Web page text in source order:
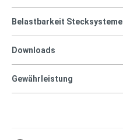
Belastbarkeit Stecksysteme
Downloads
Gewährleistung